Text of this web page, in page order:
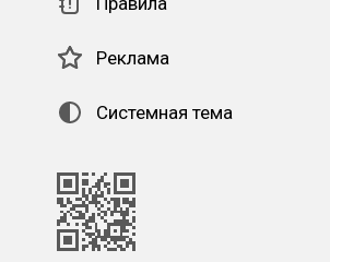
Реклама
Системная тема